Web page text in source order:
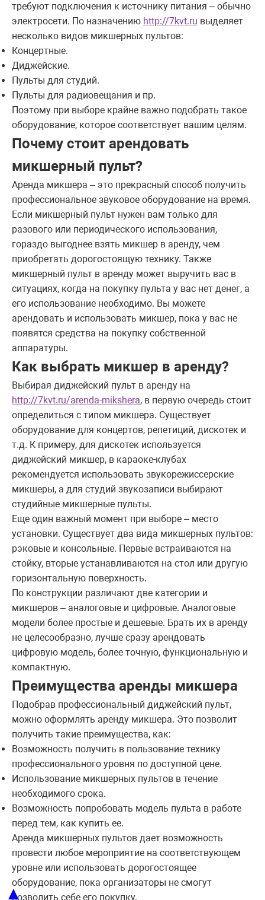
требуют подключения к источнику питания – обычно
электросети. По назначению http://7kvt.ru выделяет
несколько видов микшерных пультов:
Концертные.
Диджейские.
Пульты для студий.
Пульты для радиовещания и пр.
Поэтому при выборе крайне важно подобрать такое
оборудование, которое соответствует вашим целям.
Почему стоит арендовать
микшерный пульт?
Аренда микшера – это прекрасный способ получить
профессиональное звуковое оборудование на время.
Если микшерный пульт нужен вам только для
разового или периодического использования,
гораздо выгоднее взять микшер в аренду, чем
приобретать дорогостоящую технику. Также
микшерный пульт в аренду может выручить вас в
ситуациях, когда на покупку пульта у вас нет денег, а
его использование необходимо. Вы можете
арендовать и использовать микшер, пока у вас не
появятся средства на покупку собственной
аппаратуры.
Как выбрать микшер в аренду?
Выбирая диджейский пульт в аренду на
http://7kvt.ru/arenda-mikshera, в первую очередь стоит
определиться с типом микшера. Существует
оборудование для концертов, репетиций, дискотек и
т.д. К примеру, для дискотек используется
диджейский микшер, в караоке-клубах
рекомендуется использовать звукорежиссерские
микшеры, а для студий звукозаписи выбирают
студийные микшерные пульты.
Еще один важный момент при выборе – место
установки. Существует два вида микшерных пультов:
рэковые и консольные. Первые встраиваются на
стойку, вторые устанавливаются на стол или другую
горизонтальную поверхность.
По конструкции различают две категории и
микшеров – аналоговые и цифровые. Аналоговые
модели более простые и дешевые. Брать их в аренду
не целесообразно, лучше сразу арендовать
цифровую модель, более точную, функциональную и
компактную.
Преимущества аренды микшера
Подобрав профессиональный диджейский пульт,
можно оформлять аренду микшера. Это позволит
получить такие преимущества, как:
Возможность получить в пользование технику
профессионального уровня по доступной цене.
Использование микшерных пультов в течение
необходимого срока.
Возможность попробовать модель пульта в работе
перед тем, как купить ее.
Аренда микшерных пультов дает возможность
провести любое мероприятие на соответствующем
уровне или использовать дорогостоящее
оборудование, пока организаторы не смогут
позволить себе его покупку.
▲